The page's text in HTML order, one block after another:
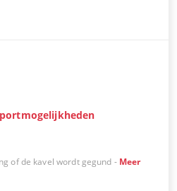
of de kavel wordt gegund - Meer